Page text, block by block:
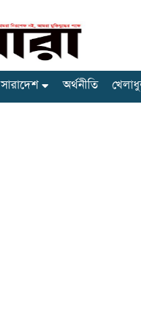
সারাদেশ অর্থনীতি